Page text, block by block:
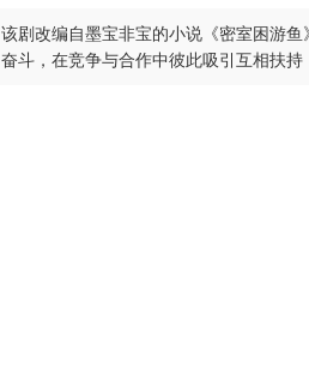
该剧改编自墨宝非宝的小说《密室困游
奋斗，在竞争与合作中彼此吸引互相扶持